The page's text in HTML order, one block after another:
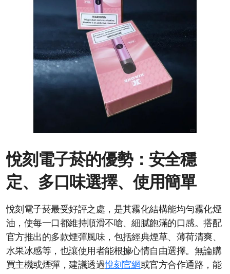
悅刻電子菸的優勢：安全穩
定、多口味選擇、使用簡單
悅刻電子菸最受好評之處，是其霧化結構能均勻霧化煙
油，使每一口都維持順滑不嗆、細膩飽滿的口感。搭配
官方推出的多款煙彈風味，包括經典煙草、薄荷清爽、
水果冰感等，也讓使用者能根據心情自由選擇。無論購
買主機或煙彈，建議透過悅刻官網或官方合作通路，能